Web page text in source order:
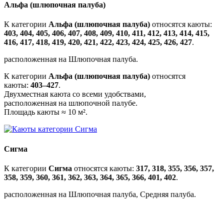
Альфа (шлюпочная палуба)
К категории Альфа (шлюпочная палуба) относятся каюты:
403, 404, 405, 406, 407, 408, 409, 410, 411, 412, 413, 414, 415,
416, 417, 418, 419, 420, 421, 422, 423, 424, 425, 426, 427.
расположенная на Шлюпочная палуба.
К категории Альфа (шлюпочная палуба) относятся
каюты: 403–427.
Двухместная каюта со всеми удобствами,
расположенная на шлюпочной палубе.
Площадь каюты ≈ 10 м².
Сигма
К категории Сигма относятся каюты: 317, 318, 355, 356, 357,
358, 359, 360, 361, 362, 363, 364, 365, 366, 401, 402.
расположенная на Шлюпочная палуба, Средняя палуба.